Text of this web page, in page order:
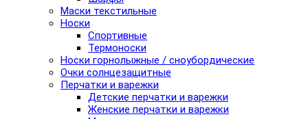
Маски текстильные
Носки
Спортивные
Термоноски
Носки горнолыжные / сноубордические
Очки солнцезащитные
Перчатки и варежки
Детские перчатки и варежки
Женские перчатки и варежки